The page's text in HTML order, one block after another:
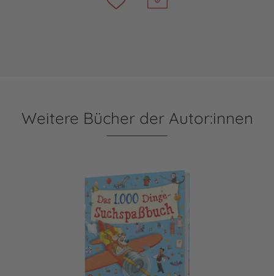
Weitere Bücher der Autor:innen
Das 1000 Dinge-Suchspaßbuch